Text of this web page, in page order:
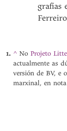
grafías
^ NoProjeto
actualmente as
versión de BV, e
marxinal, en